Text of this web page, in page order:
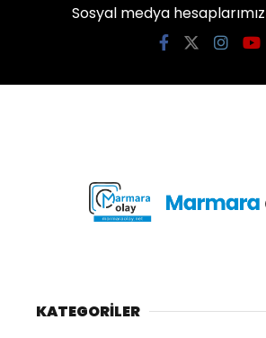
Sosyal medya
KATEGORİLER